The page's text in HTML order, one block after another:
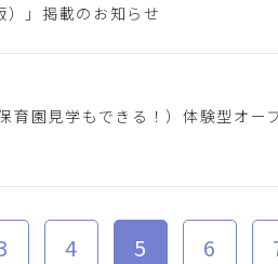
」掲載のお知らせ
育園見学もできる！）体験型オ
4 5 6